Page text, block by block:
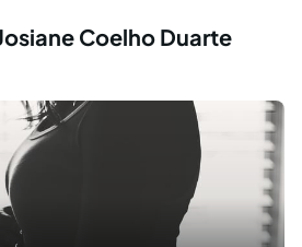
Coelho Duarte